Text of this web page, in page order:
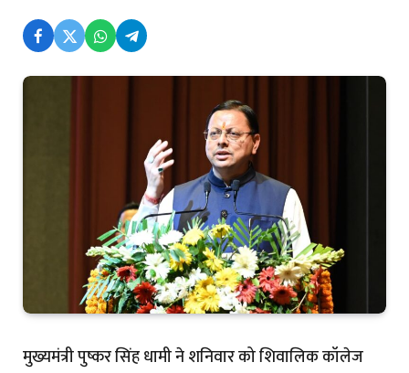
मुख्यमंत्री पुष्कर सिंह धामी ने शनिवार को शिवालिक कॉलेज